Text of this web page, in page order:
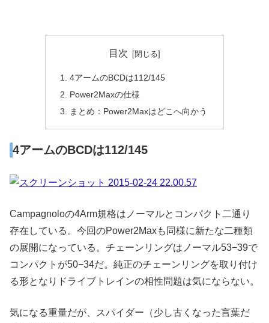
目次
4アームのBCDは112/145
Power2Maxの仕様
まとめ：Power2Maxはどこへ向かう
4アームのBCDは112/145
Campagnoloの4Arm規格はノーマルとコンパクト二通り
存在している。今回のPower2Maxも同様に新たな二種類
の展開になっている。チェーンリングはノーマル53−39で
コンパクトが50−34だ。純正のチェーンリングを取り付け
る形となりドライブトレインの相性問題は気にならない。
気になる重量だが、スパイダー（少し古くなった言葉だ